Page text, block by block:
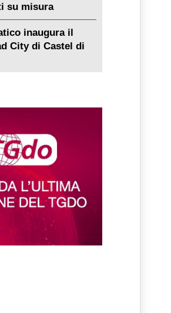
su misura
inaugura il
City di Castel di